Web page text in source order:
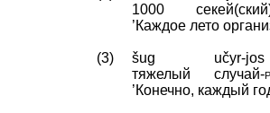
1000
’Каждое лето
(3) šug učyr-jos
тяжелый
случай‑
’Конечно, каждый